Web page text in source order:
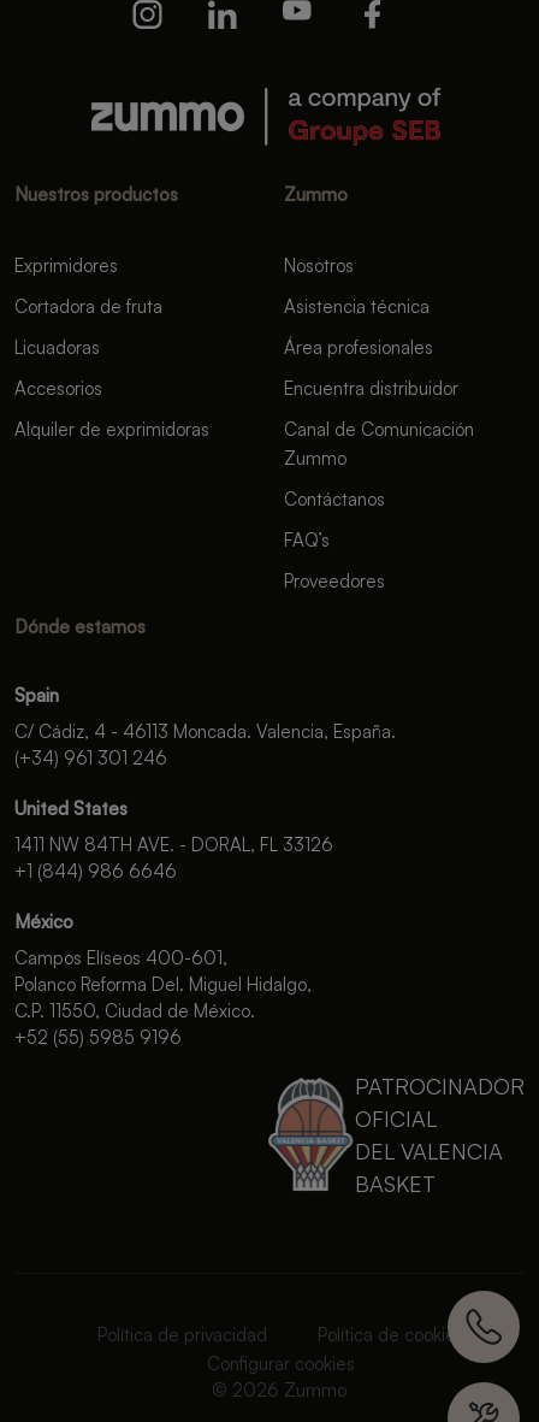
Nuestros productos
Exprimidores
Cortadora de fruta
Licuadoras
Accesorios
Alquiler de exprimidoras
Zummo
Nosotros
Asistencia técnica
Área profesionales
Encuentra distribuidor
Canal de Comunicación
Zummo
Contáctanos
FAQ’s
Proveedores
Dónde estamos
Spain
C/ Cádiz, 4 - 46113 Moncada. Valencia, España.
(+34) 961 301 246
United States
1411 NW 84TH AVE. - DORAL, FL 33126
+1 (844) 986 6646
México
Campos Elíseos 400-601,
Polanco Reforma Del. Miguel Hidalgo,
C.P. 11550, Ciudad de México.
+52 (55) 5985 9196
PATROCINADOR
OFICIAL
DEL VALENCIA
BASKET
Política de privacidad
Política de cookies
Configurar cookies
© 2026 Zummo